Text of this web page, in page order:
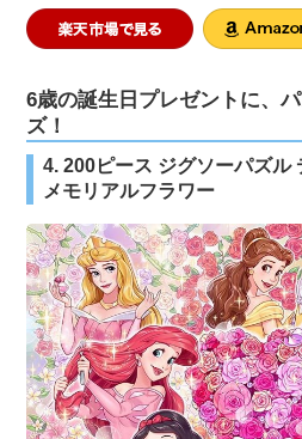
6歳の誕生日プレゼントに、
ズ！
4. 200ピース ジグソーパズル
メモリアルフラワー